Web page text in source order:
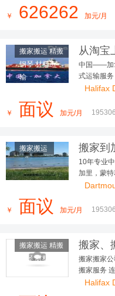
￥ 626262 加元/月
搬家搬运 精搬
钢琴 材料运
输
从淘宝
哥华好
中国——加
式运输服务
Halifax
￥ 面议 加元/月
搬家搬运
搬家到
如何打
10年专业
加里，蒙
￥ 面议 加元/月
搬家搬运 精搬
钢琴 材料运
搬家、
搬家搬家
搬家服务
估,全程保
Halifax